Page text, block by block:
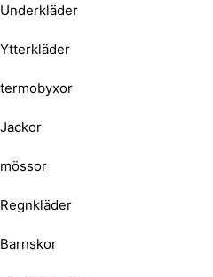
Underkläder
Ytterkläder
termobyxor
Jackor
mössor
Regnkläder
Barnskor